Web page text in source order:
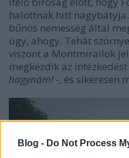
Blog - Do Not Process
halottnak hitt
bűnös nemesség által
úgy, ahogy. Tehát
viszont a Montmirailok
megkezdik az intézkedést
hagynám!-, és sikeresen